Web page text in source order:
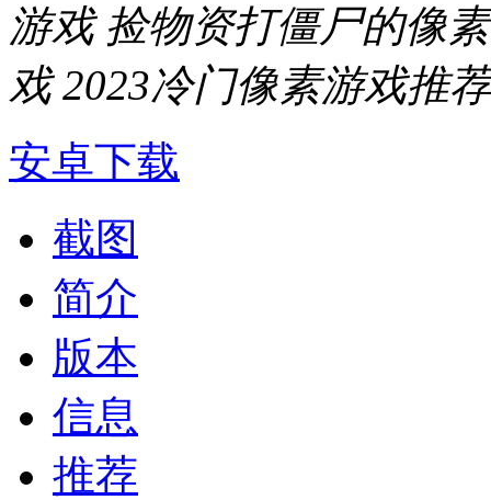
游戏 捡物资打僵尸的像
戏 2023冷门像素游戏推荐
安卓下载
截图
简介
版本
信息
推荐